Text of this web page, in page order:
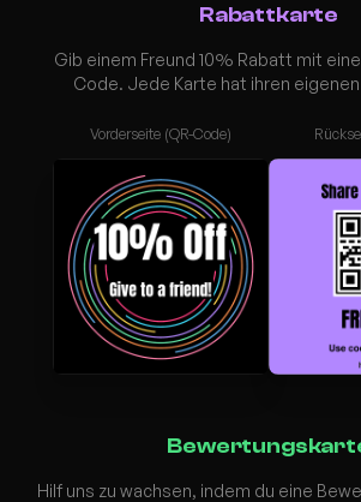
Rabattkarte
Gib einem Freund 10% Rabatt mit
Code. Jede Karte hat ihren
Vorderseite (QR-Code)
Hilf uns zu wachsen, indem du eine